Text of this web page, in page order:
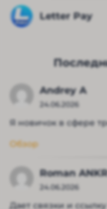
Letter Pay
Andrey A
24.06.2026
Я новичок в сфере
Обзор
Roman
24.06.2026
Дает связки и